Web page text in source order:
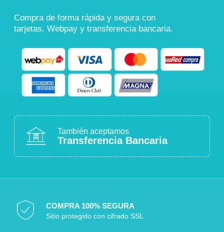
Compra de forma rápida y segura con
tarjetas, Webpay y transferencia bancaria.
También aceptamos
Transferencia Bancaria
COMPRA 100% SEGURA
Sitio protegido con cifrado SSL